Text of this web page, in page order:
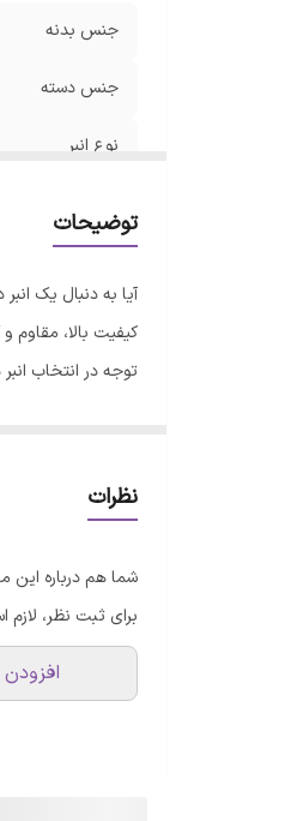
جنس بدنه
جنس دسته
نوع انبر
توضیحات
کیفیت بالا، مقاوم
وزن مناسبی داشته
نظرات
شما هم درباره این
برای ثبت نظر،